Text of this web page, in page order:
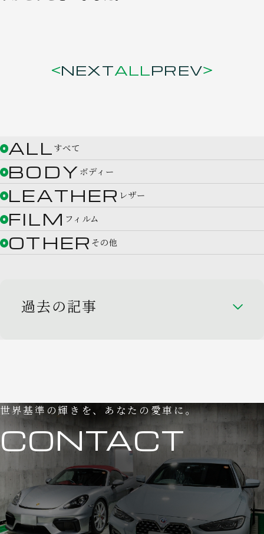
NEXTALLPREV
ALL すべて
BODY ボディー
LEATHER レザー
FILM フィルム
OTHER その他
過去の記事
世界基準の輝きを、あなたの愛車に。
CONTACT